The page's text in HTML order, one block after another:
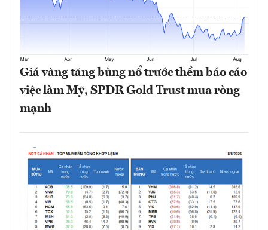
Giá vàng tăng bùng nổ trước thềm báo cáo
việc làm Mỹ, SPDR Gold Trust mua ròng
mạnh